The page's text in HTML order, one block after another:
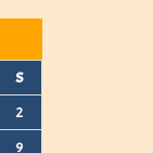
S
2
9